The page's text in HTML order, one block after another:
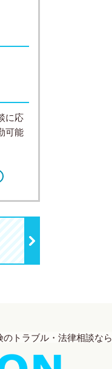
に応
可能
のトラブル・法律相談なら